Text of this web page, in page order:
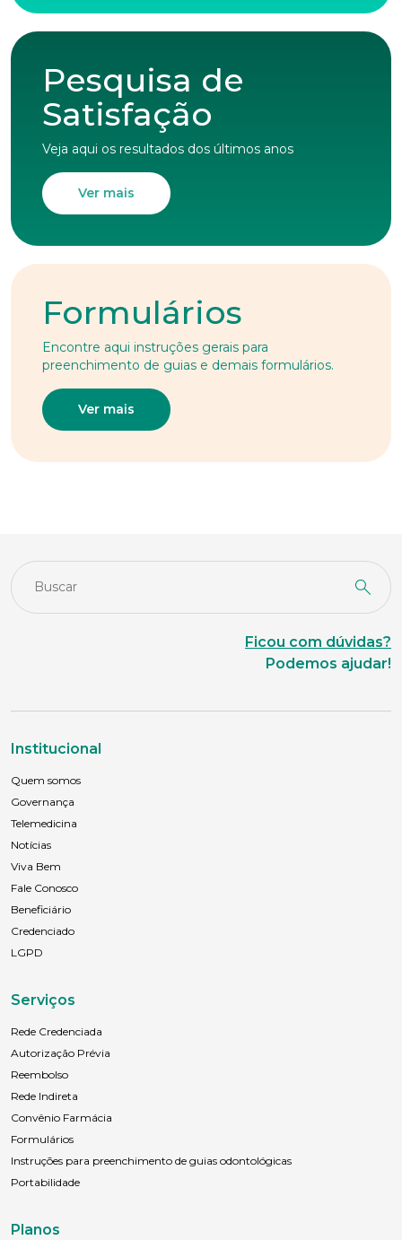
Pesquisa de
Satisfação
Veja aqui os resultados dos últimos anos
Ver mais
Formulários
Encontre aqui instruções gerais para
preenchimento de guias e demais formulários.
Ver mais
Ficou com dúvidas?
Podemos ajudar!
Institucional
Quem somos
Governança
Telemedicina
Notícias
Viva Bem
Fale Conosco
Beneficiário
Credenciado
LGPD
Serviços
Rede Credenciada
Autorização Prévia
Reembolso
Rede Indireta
Convênio Farmácia
Formulários
Instruções para preenchimento de guias odontológicas
Portabilidade
Planos